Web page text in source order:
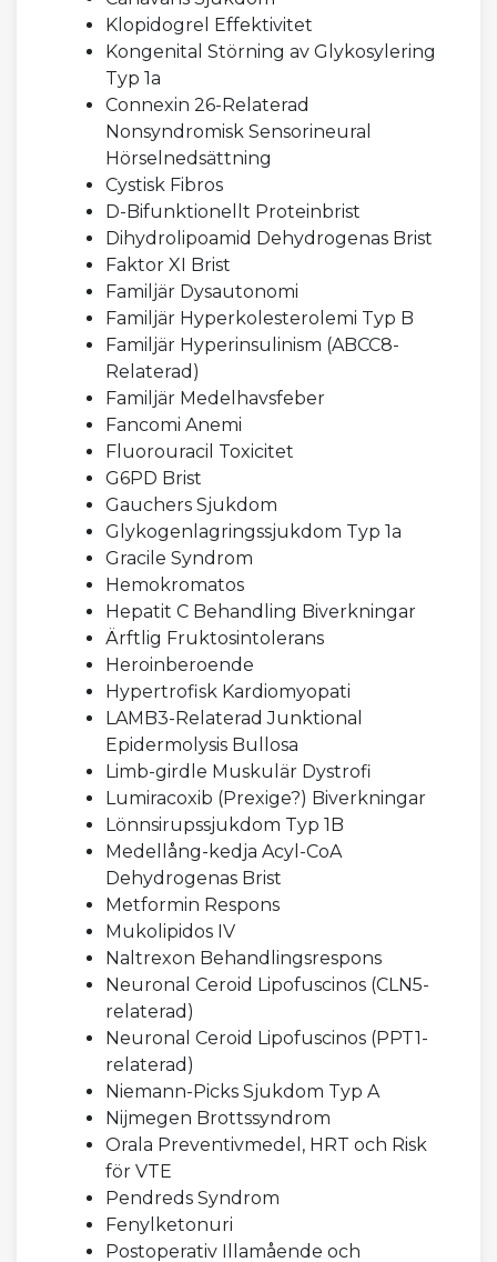
Klopidogrel Effektivitet
Kongenital Störning av Glykosylering
Typ 1a
Connexin 26-Relaterad
Nonsyndromisk Sensorineural
Hörselnedsättning
Cystisk Fibros
D-Bifunktionellt Proteinbrist
Dihydrolipoamid Dehydrogenas Brist
Faktor XI Brist
Familjär Dysautonomi
Familjär Hyperkolesterolemi Typ B
Familjär Hyperinsulinism (ABCC8-
Relaterad)
Familjär Medelhavsfeber
Fancomi Anemi
Fluorouracil Toxicitet
G6PD Brist
Gauchers Sjukdom
Glykogenlagringssjukdom Typ 1a
Gracile Syndrom
Hemokromatos
Hepatit C Behandling Biverkningar
Ärftlig Fruktosintolerans
Heroinberoende
Hypertrofisk Kardiomyopati
LAMB3-Relaterad Junktional
Epidermolysis Bullosa
Limb-girdle Muskulär Dystrofi
Lumiracoxib (Prexige?) Biverkningar
Lönnsirupssjukdom Typ 1B
Medellång-kedja Acyl-CoA
Dehydrogenas Brist
Metformin Respons
Mukolipidos IV
Naltrexon Behandlingsrespons
Neuronal Ceroid Lipofuscinos (CLN5-
relaterad)
Neuronal Ceroid Lipofuscinos (PPT1-
relaterad)
Niemann-Picks Sjukdom Typ A
Nijmegen Brottssyndrom
Orala Preventivmedel, HRT och Risk
för VTE
Pendreds Syndrom
Fenylketonuri
Postoperativ Illamående och